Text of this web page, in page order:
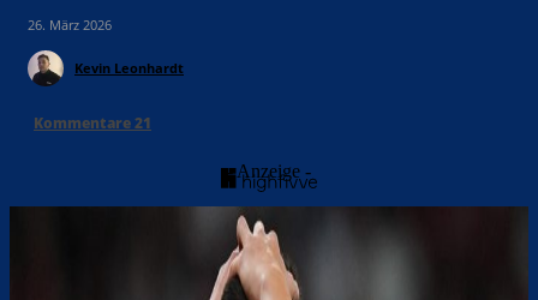
26. März 2026
Kevin Leonhardt
Kommentare21
- Anzeige -